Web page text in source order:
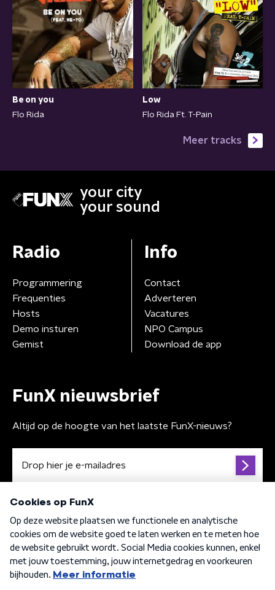
Be on you
Flo Rida
Low
Flo Rida Ft. T-Pain
Meer tracks
your city
your sound
Radio
Programmering
Frequenties
Hosts
Demo insturen
Gemist
Info
Contact
Adverteren
Vacatures
NPO Campus
Download de app
FunX nieuwsbrief
Altijd op de hoogte van het laatste FunX-nieuws?
Algemene voorwaarden Privacybeleid